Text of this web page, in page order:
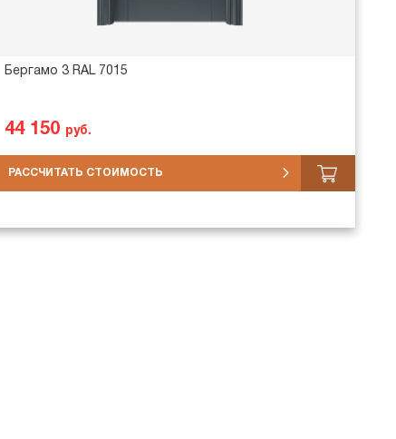
Бергамо 3 RAL 7015
44 150 руб.
РАССЧИТАТЬ СТОИМОСТЬ